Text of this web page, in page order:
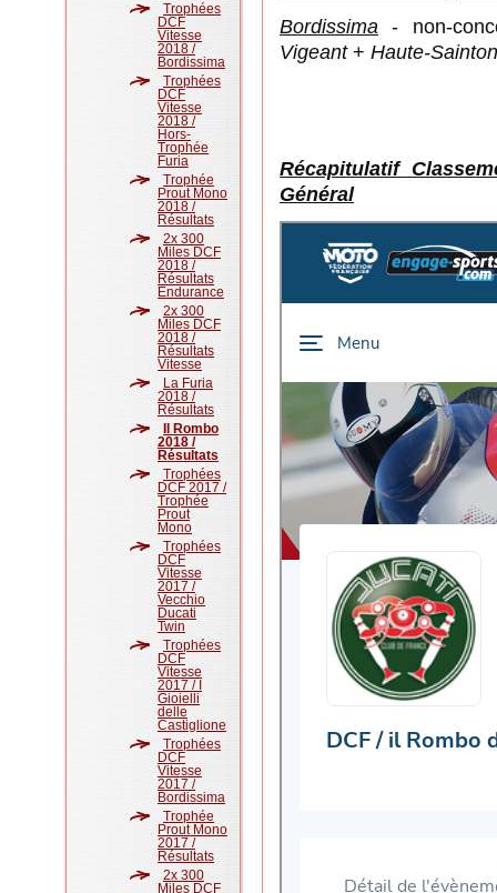
Trophées
DCF
Vitesse
2018 /
Bordissima
Trophées
DCF
Vitesse
2018 /
Hors-
Trophée
Furia
Trophée
Prout Mono
2018 /
Résultats
2x 300
Miles DCF
2018 /
Résultats
Endurance
2x 300
Miles DCF
2018 /
Résultats
Vitesse
La Furia
2018 /
Résultats
Il Rombo
2018 /
Résultats
Trophées
DCF 2017 /
Trophée
Prout
Mono
Trophées
DCF
Vitesse
2017 /
Vecchio
Ducati
Twin
Trophées
DCF
Vitesse
2017 / I
Gioielli
delle
Castiglione
Trophées
DCF
Vitesse
2017 /
Bordissima
Trophée
Prout Mono
2017 /
Résultats
2x 300
Miles DCF
Bordissima - non-
Vigeant+ Haute-
Récapitulatif
Général